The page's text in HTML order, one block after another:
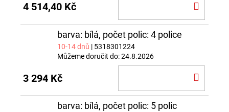
4 514,40 Kč
barva: bílá, počet polic: 4 police
10-14 dnů | 5318301224
Můžeme doručit do:24.8.2026
3 294 Kč
barva: bílá, počet polic: 5 polic